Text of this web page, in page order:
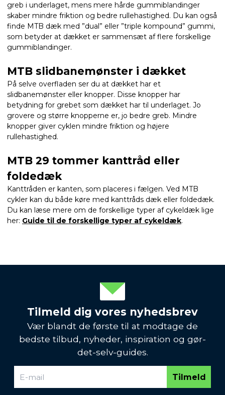
greb i underlaget, mens mere hårde gummiblandinger
skaber mindre friktion og bedre rullehastighed. Du kan også
finde MTB dæk med ”dual” eller ”triple kompound” gummi,
som betyder at dækket er sammensæt af flere forskellige
gummiblandinger.
MTB slidbanemønster i dækket
På selve overfladen ser du at dækket har et
slidbanemønster eller knopper. Disse knopper har
betydning for grebet som dækket har til underlaget. Jo
grovere og større knopperne er, jo bedre greb. Mindre
knopper giver cyklen mindre friktion og højere
rullehastighed.
MTB 29 tommer kanttråd eller
foldedæk
Kanttråden er kanten, som placeres i fælgen. Ved MTB
cykler kan du både køre med kanttråds dæk eller foldedæk.
Du kan læse mere om de forskellige typer af cykeldæk lige
her: Guide til de forskellige typer af cykeldæk.
Tilmeld dig vores nyhedsbrev
Vær blandt de første til at modtage de
bedste tilbud, nyheder, inspiration og gør-
det-selv-guides.
Tilmeld